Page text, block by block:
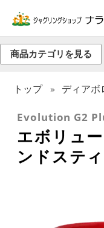
商品カテゴリを見る
トップ ディアボ
Evolution G2
エボリュ
ンドステ